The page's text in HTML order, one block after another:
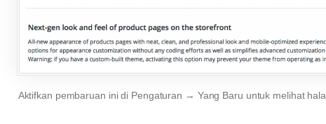
Aktifkan pembaruan ini di Pengaturan → Yang Baru untuk melihat